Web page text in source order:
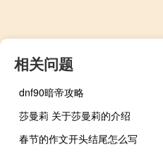
相关问题
dnf90暗帝攻略
莎曼莉 关于莎曼莉的介绍
春节的作文开头结尾怎么写